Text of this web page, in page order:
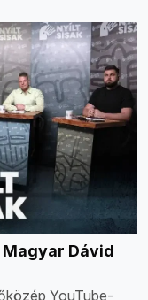
Dávid
YouTube-